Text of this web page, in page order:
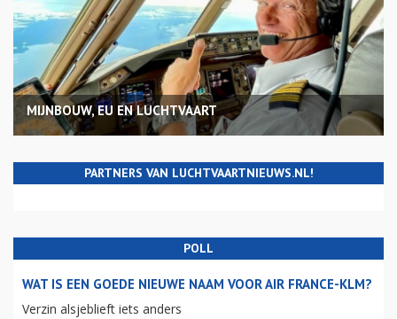
MIJNBOUW, EU EN LUCHTVAART
PARTNERS VAN LUCHTVAARTNIEUWS.NL!
POLL
WAT IS EEN GOEDE NIEUWE NAAM VOOR AIR FRANCE-KLM?
Verzin alsjeblieft iets anders